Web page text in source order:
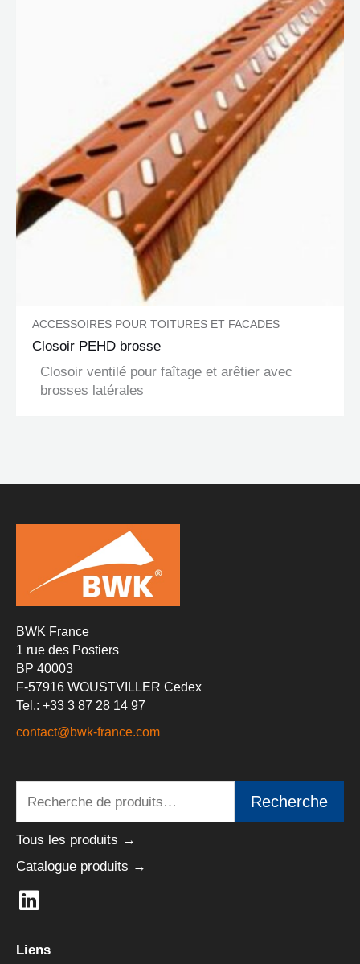
ACCESSOIRES POUR TOITURES ET FACADES
Closoir PEHD brosse
Closoir ventilé pour faîtage et arêtier avec
brosses latérales
BWK France
1 rue des Postiers
BP 40003
F-57916 WOUSTVILLER Cedex
Tel.: +33 3 87 28 14 97
contact@bwk-france.com
pour :
Recherche
Tous les produits →
Catalogue produits →
L
i
Liens